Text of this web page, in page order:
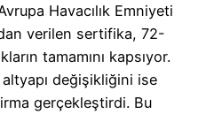
Havacılık Emniyeti
verilen sertifika, 72-
tamamını kapsıyor.
değişikliğini ise
gerçekleştirdi. Bu